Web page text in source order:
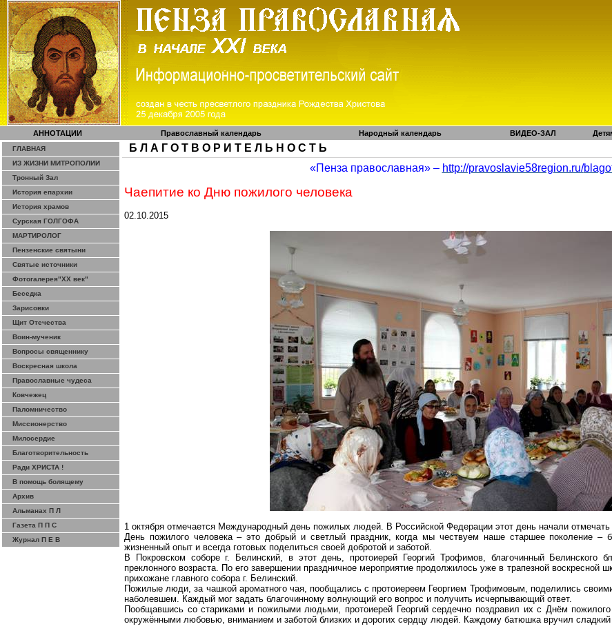
АННОТАЦИИ Православный календарь Народный календарь ВИДЕО-ЗАЛ
ГЛАВНАЯ
ИЗ ЖИЗНИ МИТРОПОЛИИ
Тронный Зал
История епархии
История храмов
Сурская ГОЛГОФА
МАРТИРОЛОГ
Пензенские святыни
Святые источники
Фотогалерея"ХХ век"
Беседка
Зарисовки
Щит Отечества
Воин-мученик
Вопросы священнику
Воскресная школа
Православные чудеса
Ковчежец
Паломничество
Миссионерство
Милосердие
Благотворительность
Ради ХРИСТА !
В помощь болящему
Архив
Альманах П Л
Газета П П С
Журнал П Е В
Б Л А Г О Т В О Р И Т Е Л Ь Н О С Т Ь
«Пенза православная» – http://pravoslavie58region.ru/
Чаепитие ко Дню пожилого человека
02.10.2015
1 октября отмечается Международный день пожилых людей. В Российской Федерации этот день начали отмечать
День пожилого человека – это добрый и светлый праздник, когда мы чествуем наше старшее поколение
жизненный опыт и всегда готовых поделиться своей добротой и заботой.
В Покровском соборе г. Белинский, в этот день, протоиерей Георгий Трофимов, благочинный Белинского
преклонного возраста. По его завершении праздничное мероприятие продолжилось уже в трапезной
прихожане главного собора г. Белинский.
Пожилые люди, за чашкой ароматного чая, пообщались с протоиереем Георгием Трофимовым, поделились
наболевшем. Каждый мог задать благочинному волнующий его вопрос и получить исчерпывающий ответ.
Пообщавшись со стариками и пожилыми людьми, протоиерей Георгий сердечно поздравил их с Днём
окружёнными любовью, вниманием и заботой близких и дорогих сердцу людей. Каждому батюшка вручил сладкий